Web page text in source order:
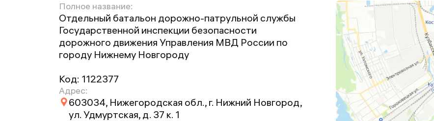
Полное название:
Отдельный батальон дорожно-патрульной службы
Государственной инспекции безопасности
дорожного движения Управления МВД России по
городу Нижнему Новгороду
Код: 1122377
Адрес:
603034, Нижегородская обл., г. Нижний Новгород,
ул. Удмуртская, д. 37 к. 1